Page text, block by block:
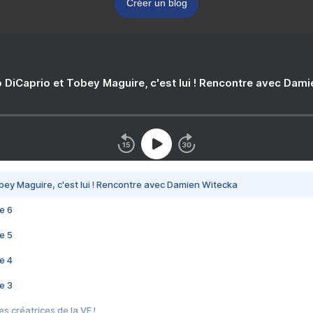
Créer un blog
DiCaprio et Tobey Maguire, c'est lui ! Rencontre avec
Maguire, c'est lui ! Rencontre avec Damien Witecka
6
5
4
3
créatrices de la VF !